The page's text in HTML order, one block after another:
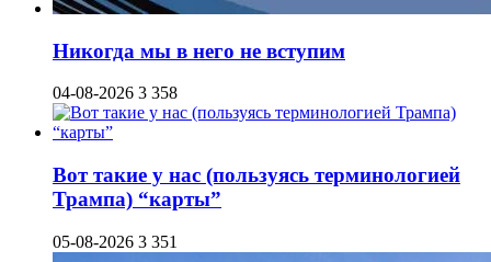
Никогда мы в него не вступим
04-08-2026 3 358
Вот такие у нас (пользуясь терминологией
Трампа) “карты”
05-08-2026 3 351